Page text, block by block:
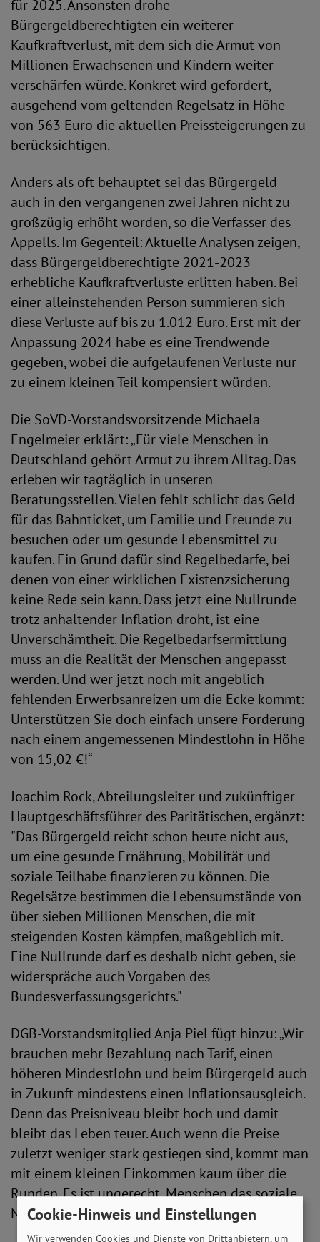
für 2025. Ansonsten drohe
Bürgergeldberechtigten ein weiterer
Kaufkraftverlust, mit dem sich die Armut von
Millionen Erwachsenen und Kindern weiter
verschärfen würde. Konkret wird gefordert,
ausgehend vom geltenden Regelsatz in Höhe
von 563 Euro die aktuellen Preissteigerungen zu
berücksichtigen.
Anders als oft behauptet sei das Bürgergeld
auch in den vergangenen zwei Jahren nicht zu
großzügig erhöht worden, so die Verfasser des
Appells. Im Gegenteil: Aktuelle Analysen zeigen,
dass Bürgergeldberechtigte 2021-2023
erhebliche Kaufkraftverluste erlitten haben. Bei
einer alleinstehenden Person summieren sich
diese Verluste auf bis zu 1.012 Euro. Erst mit der
Anpassung 2024 habe es eine Trendwende
gegeben, wobei die aufgelaufenen Verluste nur
zu einem kleinen Teil kompensiert würden.
Die SoVD-Vorstandsvorsitzende Michaela
Engelmeier erklärt: „Für viele Menschen in
Deutschland gehört Armut zu ihrem Alltag. Das
erleben wir tagtäglich in unseren
Beratungsstellen. Vielen fehlt schlicht das Geld
für das Bahnticket, um Familie und Freunde zu
besuchen oder um gesunde Lebensmittel zu
kaufen. Ein Grund dafür sind Regelbedarfe, bei
denen von einer wirklichen Existenzsicherung
keine Rede sein kann. Dass jetzt eine Nullrunde
trotz anhaltender Inflation droht, ist eine
Unverschämtheit. Die Regelbedarfsermittlung
muss an die Realität der Menschen angepasst
werden. Und wer jetzt noch mit angeblich
fehlenden Erwerbsanreizen um die Ecke kommt:
Unterstützen Sie doch einfach unsere Forderung
nach einem angemessenen Mindestlohn in Höhe
von 15,02 €!“
Joachim Rock, Abteilungsleiter und zukünftiger
Hauptgeschäftsführer des Paritätischen, ergänzt:
"Das Bürgergeld reicht schon heute nicht aus,
um eine gesunde Ernährung, Mobilität und
soziale Teilhabe finanzieren zu können. Die
Regelsätze bestimmen die Lebensumstände von
über sieben Millionen Menschen, die mit
steigenden Kosten kämpfen, maßgeblich mit.
Eine Nullrunde darf es deshalb nicht geben, sie
widerspräche auch Vorgaben des
Bundesverfassungsgerichts."
DGB-Vorstandsmitglied Anja Piel fügt hinzu: „Wir
brauchen mehr Bezahlung nach Tarif, einen
höheren Mindestlohn und beim Bürgergeld auch
in Zukunft mindestens einen Inflationsausgleich.
Denn das Preisniveau bleibt hoch und damit
bleibt das Leben teuer. Auch wenn die Preise
zuletzt weniger stark gestiegen sind, kommt man
mit einem kleinen Einkommen kaum über die
Runden. Es ist ungerecht, Menschen das soziale
Netz Bürgergeld wegzureißen.“
Cookie-Hinweis und Einstellungen
Wir verwenden Cookies und Dienste von Drittanbietern, um